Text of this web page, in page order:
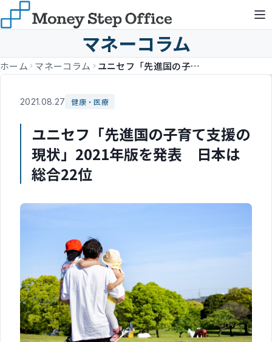
マネーコラム
ホーム マネーコラム ユニセフ「先進国の子育て支援の現状」2021年版を発表 日本は総合22位
2021.08.27 健康・医療
ユニセフ「先進国の子育て支援の
現状」2021年版を発表 日本は
総合22位